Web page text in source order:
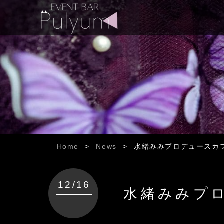
Home > News > 水緒みみプロデュースカ
12/16
水緒みみプ